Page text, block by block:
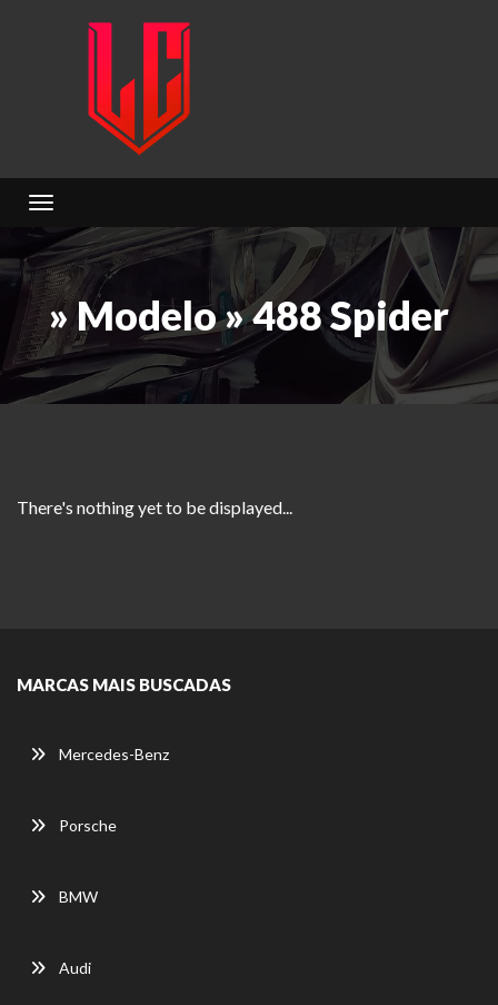
Toggle navigation
» Modelo » 488 Spider
There's nothing yet to be displayed...
MARCAS MAIS BUSCADAS
Mercedes-Benz
Porsche
BMW
Audi